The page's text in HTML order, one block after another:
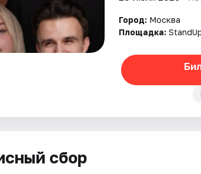
Город: Москва
Площадка:
сбор